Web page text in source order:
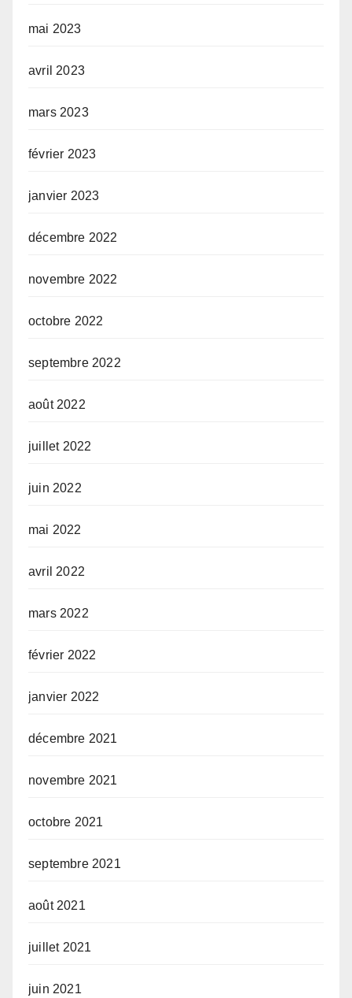
mai 2023
avril 2023
mars 2023
février 2023
janvier 2023
décembre 2022
novembre 2022
octobre 2022
septembre 2022
août 2022
juillet 2022
juin 2022
mai 2022
avril 2022
mars 2022
février 2022
janvier 2022
décembre 2021
novembre 2021
octobre 2021
septembre 2021
août 2021
juillet 2021
juin 2021